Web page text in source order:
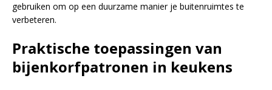
gebruiken om op een duurzame manier je buitenruimtes te
verbeteren.
Praktische toepassingen van
bijenkorfpatronen in keukens